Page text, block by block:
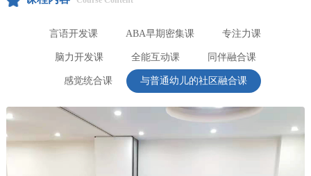
言语开发课 ABA早期密集课 专注力课
脑力开发课 全能互动课 同伴融合课
感觉统合课 与普通幼儿的社区融合课